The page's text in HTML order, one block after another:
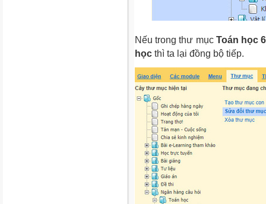
Nếu trong thư mục Toán học 6
học thì ta lại đồng bộ tiếp.